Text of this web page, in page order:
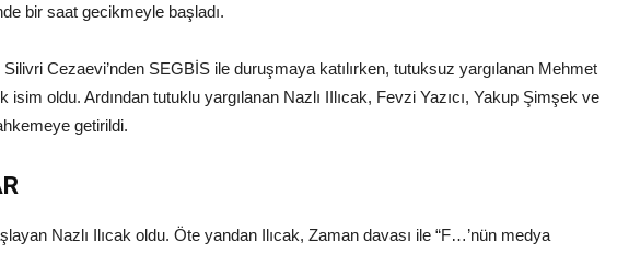
bir saat gecikmeyle başladı.
Cezaevi’nden SEGBİS ile duruşmaya katılırken, tutuksuz yargılanan Mehmet
isim oldu. Ardından tutuklu yargılanan Nazlı IIlıcak, Fevzi Yazıcı, Yakup Şimşek ve
getirildi.
Nazlı Ilıcak oldu. Öte yandan Ilıcak, Zaman davası ile “F…’nün medya